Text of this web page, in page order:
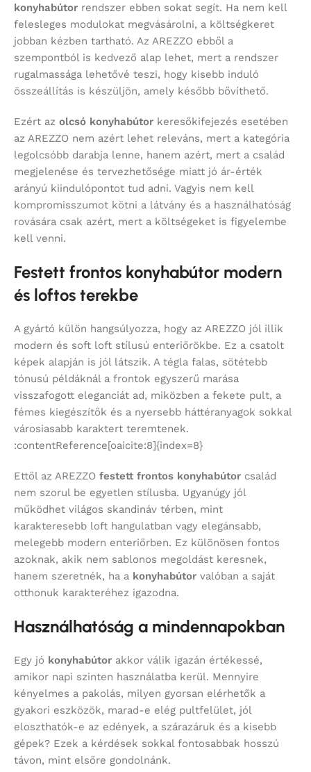
konyhabútor rendszer ebben sokat segít. Ha nem kell
felesleges modulokat megvásárolni, a költségkeret
jobban kézben tartható. Az AREZZO ebből a
szempontból is kedvező alap lehet, mert a rendszer
rugalmassága lehetővé teszi, hogy kisebb induló
összeállítás is készüljön, amely később bővíthető.
Ezért az olcsó konyhabútor keresőkifejezés esetében
az AREZZO nem azért lehet releváns, mert a kategória
legolcsóbb darabja lenne, hanem azért, mert a család
megjelenése és tervezhetősége miatt jó ár-érték
arányú kiindulópontot tud adni. Vagyis nem kell
kompromisszumot kötni a látvány és a használhatóság
rovására csak azért, mert a költségeket is figyelembe
kell venni.
Festett frontos konyhabútor modern
és loftos terekbe
A gyártó külön hangsúlyozza, hogy az AREZZO jól illik
modern és soft loft stílusú enteriőrökbe. Ez a csatolt
képek alapján is jól látszik. A tégla falas, sötétebb
tónusú példáknál a frontok egyszerű marása
visszafogott eleganciát ad, miközben a fekete pult, a
fémes kiegészítők és a nyersebb háttéranyagok sokkal
városiasabb karaktert teremtenek.
:contentReference[oaicite:8]{index=8}
Ettől az AREZZO festett frontos konyhabútor család
nem szorul be egyetlen stílusba. Ugyanúgy jól
működhet világos skandináv térben, mint
karakteresebb loft hangulatban vagy elegánsabb,
melegebb modern enteriőrben. Ez különösen fontos
azoknak, akik nem sablonos megoldást keresnek,
hanem szeretnék, ha a konyhabútor valóban a saját
otthonuk karakteréhez igazodna.
Használhatóság a mindennapokban
Egy jó konyhabútor akkor válik igazán értékessé,
amikor napi szinten használatba kerül. Mennyire
kényelmes a pakolás, milyen gyorsan elérhetők a
gyakori eszközök, marad-e elég pultfelület, jól
eloszthatók-e az edények, a szárazáruk és a kisebb
gépek? Ezek a kérdések sokkal fontosabbak hosszú
távon, mint elsőre gondolnánk.